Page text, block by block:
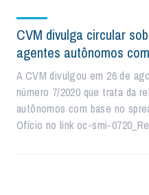
CVM divulga circular
agentes autônomos
A CVM divulgou em 26 de
número 7/2020 que trata da
autônomos com base no
Ofício no link oc-smi-